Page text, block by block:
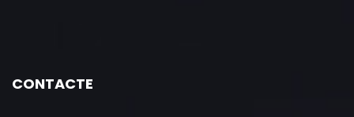
CONTACTE